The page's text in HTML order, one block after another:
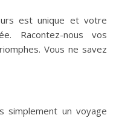
est unique et votre
Racontez-nous vos
Vous ne savez
simplement un voyage